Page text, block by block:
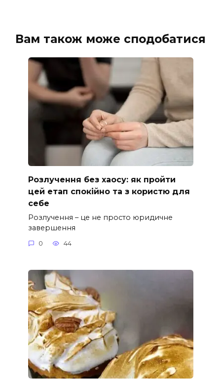
Вам також може сподобатися
Розлучення без хаосу: як пройти
цей етап спокійно та з користю для
себе
Розлучення – це не просто юридичне
завершення
0 44